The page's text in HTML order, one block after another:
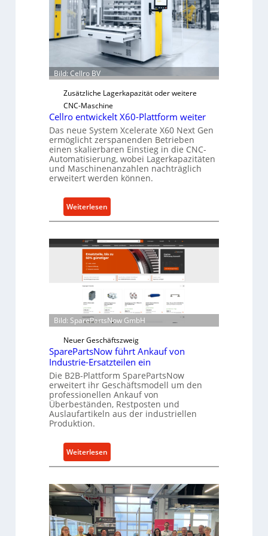
s
c
h
e
r
Ü
b
e
r
l
a
s
t
s
c
h
u
t
f
ü
r
i
n
d
i
k
t
e
A
n
e
e
Bild: Cellro BV
Zusätzliche Lagerkapazität oder weitere
CNC-Maschine
Cellro entwickelt X60-Plattform weiter
Das neue System Xcelerate X60 Next Gen
ermöglicht zerspanenden Betrieben
einen skalierbaren Einstieg in die CNC-
Automatisierung, wobei Lagerkapazitäten
und Maschinenanzahlen nachträglich
erweitert werden können.
Weiterlesen:
C
l
l
o
e
n
t
i
c
e
l
t
X
0
-
P
l
a
t
f
Bild: SparePartsNow GmbH
Neuer Geschäftszweig
SparePartsNow führt Ankauf von
Industrie-Ersatzteilen ein
Die B2B-Plattform SparePartsNow
erweitert ihr Geschäftsmodell um den
professionellen Ankauf von
Überbeständen, Restposten und
Auslaufartikeln aus der industriellen
Produktion.
Weiterlesen:
S
a
r
P